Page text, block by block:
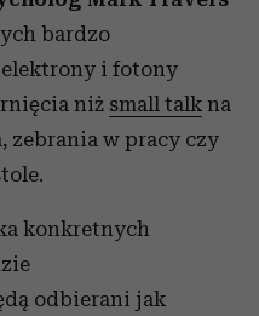
bardzo
i fotony
niż small talk na
zebrania w pracy czy
konkretnych
odbierani jak